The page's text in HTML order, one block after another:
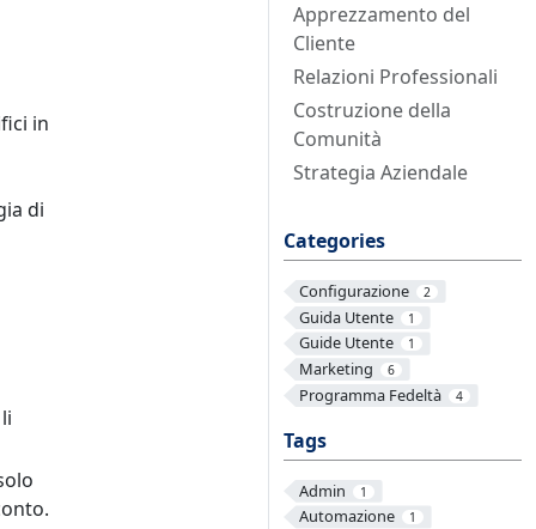
Apprezzamento del
Cliente
Relazioni Professionali
Costruzione della
Comunità
Strategia Aziendale
Categories
Configurazione 2
Guida Utente 1
Guide Utente 1
Marketing 6
Programma Fedeltà 4
Tags
Admin 1
Automazione 1
in
di